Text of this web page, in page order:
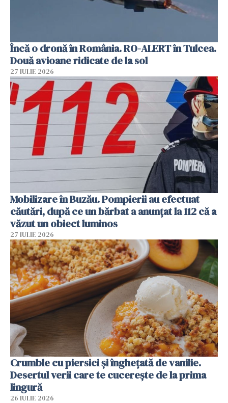
Încă o dronă în România. RO-ALERT în Tulcea.
Două avioane ridicate de la sol
27 IULIE 2026
Mobilizare în Buzău. Pompierii au efectuat
căutări, după ce un bărbat a anunțat la 112 că a
văzut un obiect luminos
27 IULIE 2026
Crumble cu piersici și înghețată de vanilie.
Desertul verii care te cucerește de la prima
lingură
26 IULIE 2026